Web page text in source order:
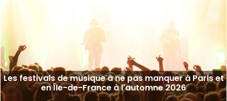
Les festivals de musique à ne pas manquer à Paris et
en Île-de-France à l'automne 2026